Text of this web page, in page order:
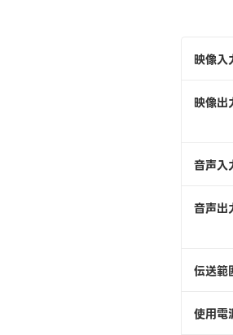
映像入
映像出
音声入
音声出
伝送範
使用電